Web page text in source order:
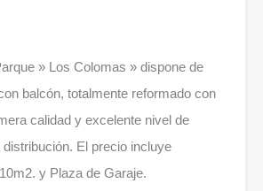
» Los Colomas » dispone de
balcón, totalmente reformado con
calidad y excelente nivel de
El precio incluye
y Plaza de Garaje.